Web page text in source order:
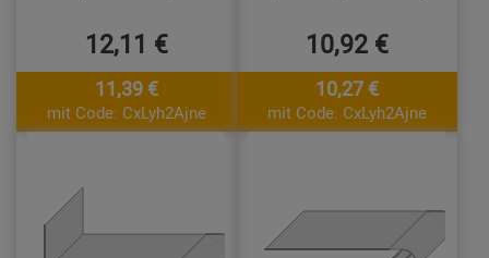
12,11 €
11,39 €
mit Code: CxLyh2Ajne
10,92 €
10,27 €
mit Code: CxLyh2Ajne